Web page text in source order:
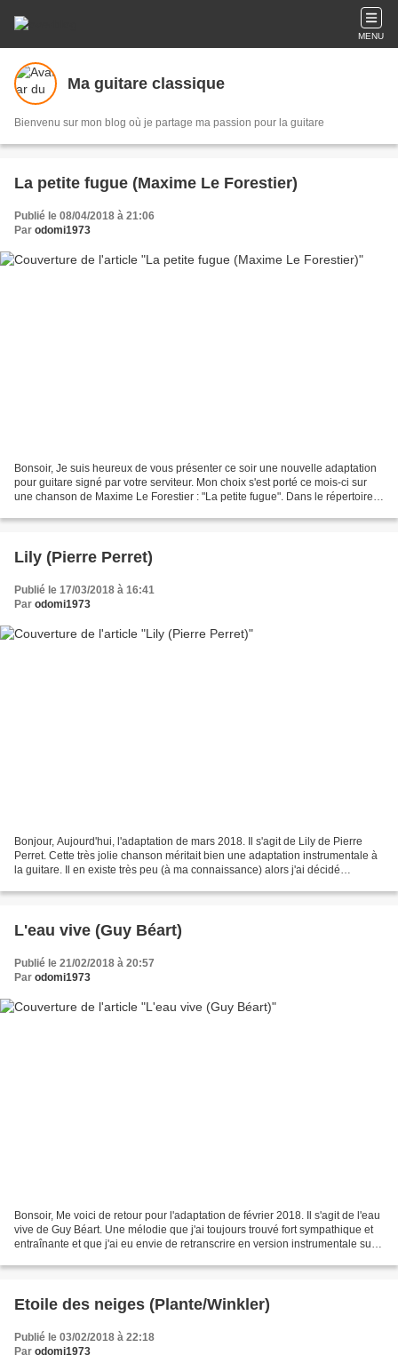
MENU
Ma guitare classique
Bienvenu sur mon blog où je partage ma passion pour la guitare
La petite fugue (Maxime Le Forestier)
Publié le 08/04/2018 à 21:06
Par odomi1973
Bonsoir, Je suis heureux de vous présenter ce soir une nouvelle adaptation
pour guitare signé par votre serviteur. Mon choix s'est porté ce mois-ci sur
une chanson de Maxime Le Forestier : "La petite fugue". Dans le répertoire
Lily (Pierre Perret)
Publié le 17/03/2018 à 16:41
Par odomi1973
Bonjour, Aujourd'hui, l'adaptation de mars 2018. Il s'agit de Lily de Pierre
Perret. Cette très jolie chanson méritait bien une adaptation instrumentale à
la guitare. Il en existe très peu (à ma connaissance) alors j'ai décidé
L'eau vive (Guy Béart)
Publié le 21/02/2018 à 20:57
Par odomi1973
Bonsoir, Me voici de retour pour l'adaptation de février 2018. Il s'agit de l'eau
vive de Guy Béart. Une mélodie que j'ai toujours trouvé fort sympathique et
entraînante et que j'ai eu envie de retranscrire en version instrumentale sur
Etoile des neiges (Plante/Winkler)
Publié le 03/02/2018 à 22:18
Par odomi1973